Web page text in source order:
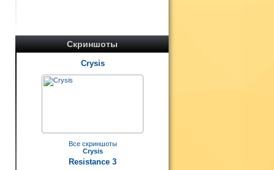
Скриншоты
Crysis
Все скриншоты
Crysis
Resistance 3